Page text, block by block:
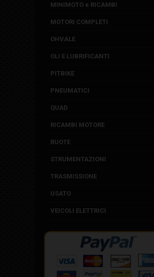
MINIMOTO e RICAMBI
MOTORI COMPLETI
OHVALE
OLI E LUBRIFICANTI
PITBIKE
PNEUMATICI
QUAD
RICAMBI MOTORE
RUOTE
STRUMENTAZIONI
TRASMISSIONE
USATO
VEICOLI ELETTRICI